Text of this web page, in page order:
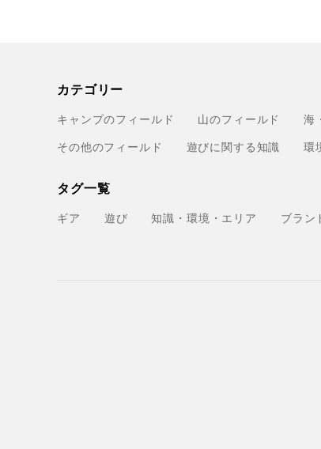
カテゴリー
キャンプのフィールド 山のフィールド 海
その他のフィールド 遊びに関する知識 環
タグ一覧
ギア 遊び 知識・環境・エリア ブラン